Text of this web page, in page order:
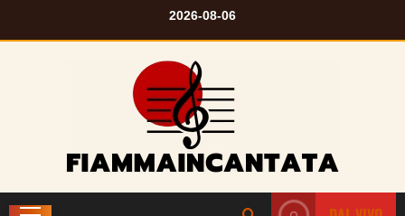
2026-08-06